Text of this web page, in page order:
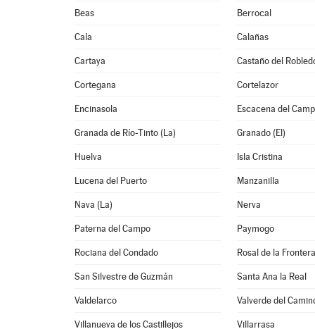
Beas Berrocal
Cala Calañas
Cartaya Castaño del
Cortegana Cortelazor
Encinasola Escacena del
Granada de Río-Tinto (La) Granado (El)
Huelva Isla Cristina
Lucena del Puerto Manzanilla
Nava (La) Nerva
Paterna del Campo Paymogo
Rociana del Condado Rosal de la Frontera
San Silvestre de Guzmán Santa Ana la Real
Valdelarco Valverde del
Villanueva de los Castillejos Villarrasa